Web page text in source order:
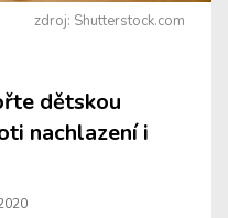
zdroj: Shutterstock.com
dětskou
nachlazení i